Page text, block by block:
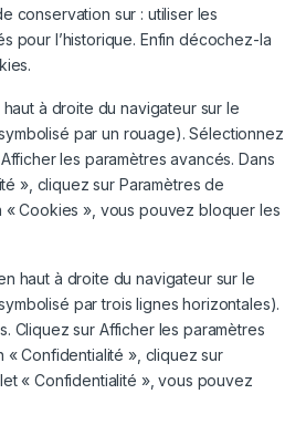
conservation sur : utiliser les
pour l’historique. Enfin décochez-la
à droite du navigateur sur le
par un rouage). Sélectionnez
les paramètres avancés. Dans
», cliquez sur Paramètres de
« Cookies », vous pouvez bloquer les
haut à droite du navigateur sur le
par trois lignes horizontales).
Cliquez sur Afficher les paramètres
« Confidentialité », cliquez sur
« Confidentialité », vous pouvez